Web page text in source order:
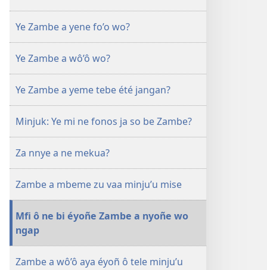
internet
NKUME
MMOMBÔ
A
BETE
Ye
Zambe
wo
Ye Zambe a yene fo’o wo?
Ye Zambe a wô’ô wo?
Ye Zambe a yeme tebe été jangan?
Minjuk: Ye mi ne fonos ja so be Zambe?
Za nnye a ne mekua?
Zambe a mbeme zu vaa minju’u mise
Mfi ô ne bi éyoñe Zambe a nyoñe wo
ngap
Zambe a wô’ô aya éyoñ ô tele minju’u